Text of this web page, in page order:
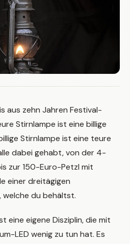
aus zehn Jahren Festival-
Stirnlampe ist eine billige
Stirnlampe ist eine teure
dabei gehabt, von der 4-
zur 150-Euro-Petzl mit
einer dreitägigen
du behältst.
eine eigene Disziplin, die mit
LED wenig zu tun hat. Es